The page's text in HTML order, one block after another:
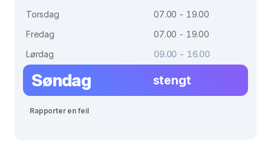
Torsdag
07.00 - 19.00
Fredag
07.00 - 19.00
Lørdag
09.00 - 16.00
Søndag stengt
Rapporter en feil